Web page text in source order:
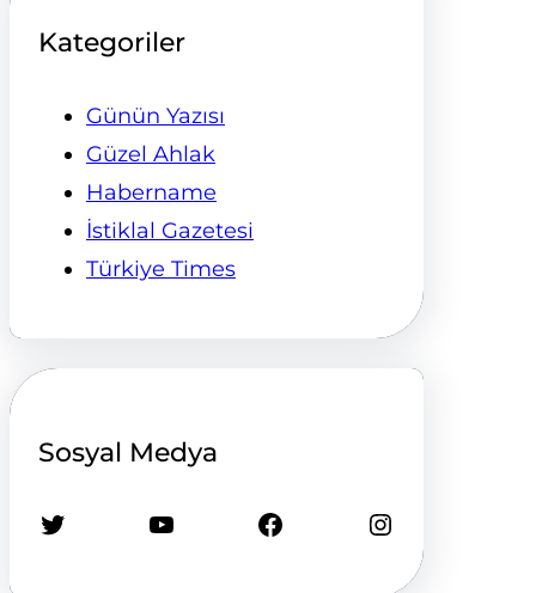
Kategoriler
Günün Yazısı
Güzel Ahlak
Habername
İstiklal Gazetesi
Türkiye Times
Sosyal Medya
Twitter YouTube Facebook Instagram